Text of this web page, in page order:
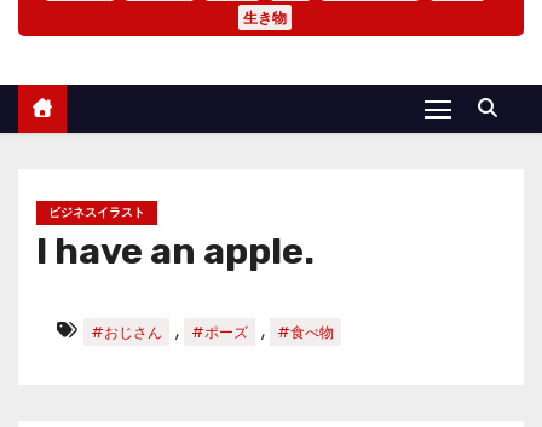
生き物
ビジネスイラスト
I have an apple.
#おじさん , #ポーズ , #食べ物